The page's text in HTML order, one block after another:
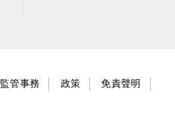
監管事務 政策 免責聲明